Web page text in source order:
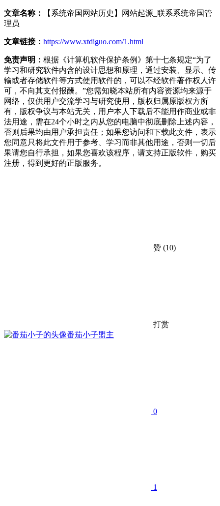
文章名称：
【系统帝国网站历史】网站起源_联系系统帝国管
理员
文章链接： https://www.xtdiguo.com/1.html
免责声明： 根据《计算机软件保护条例》第十七条规定“为了
学习和研究软件内含的设计思想和原理，通过安装、显示、传
输或者存储软件等方式使用软件的，可以不经软件著作权人许
可，不向其支付报酬。”您需知晓本站所有内容资源均来源于
网络，仅供用户交流学习与研究使用，版权归属原版权方所
有，版权争议与本站无关，用户本人下载后不能用作商业或非
法用途，需在24个小时之内从您的电脑中彻底删除上述内容，
否则后果均由用户承担责任；如果您访问和下载此文件，表示
您同意只将此文件用于参考、学习而非其他用途，否则一切后
果请您自行承担，如果您喜欢该程序，请支持正版软件，购买
注册，得到更好的正版服务。
赞 (10)
打赏
番茄小子盟主
0
1